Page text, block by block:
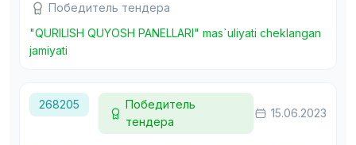
Победитель тендера
"QURILISH QUYOSH PANELLARI" mas`uliyati cheklangan
jamiyati
268205
Победитель
тендера
15.06.2023